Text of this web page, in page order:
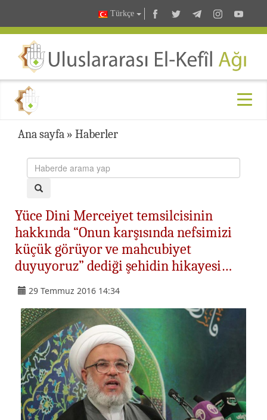
Türkçe
Ana sayfa » Haberler
Yüce Dini Merceiyet temsilcisinin
hakkında “Onun karşısında nefsimizi
küçük görüyor ve mahcubiyet
duyuyoruz” dediği şehidin hikayesi…
29 Temmuz 2016 14:34